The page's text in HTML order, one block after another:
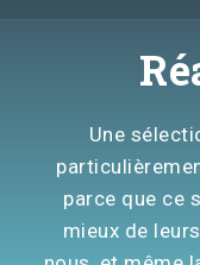
Une
parce que ce
mieux de